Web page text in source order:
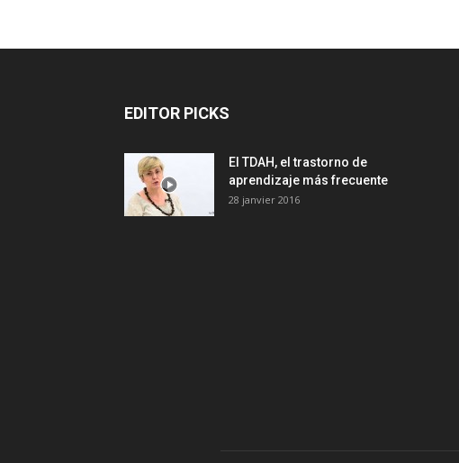
EDITOR PICKS
El TDAH, el trastorno de
aprendizaje más frecuente
28 janvier 2016